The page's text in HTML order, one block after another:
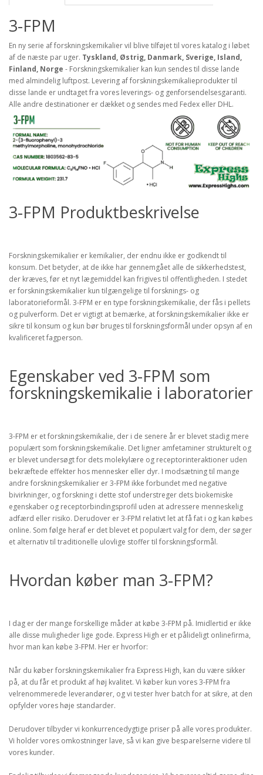
3-FPM
En ny serie af forskningskemikalier vil blive tilføjet til vores katalog i løbet
af de næste par uger. Tyskland, Østrig, Danmark, Sverige, Island,
Finland, Norge - Forskningskemikalier kan kun sendes til disse lande
med almindelig luftpost. Levering af forskningskemikalieprodukter til
disse lande er undtaget fra vores leverings- og genforsendelsesgaranti.
Alle andre destinationer er dækket og sendes med Fedex eller DHL.
3-FPM Produktbeskrivelse
Forskningskemikalier er kemikalier, der endnu ikke er godkendt til
konsum. Det betyder, at de ikke har gennemgået alle de sikkerhedstest,
der kræves, før et nyt lægemiddel kan frigives til offentligheden. I stedet
er forskningskemikalier kun tilgængelige til forsknings- og
laboratorieformål. 3-FPM er en type forskningskemikalie, der fås i pellets
og pulverform. Det er vigtigt at bemærke, at forskningskemikalier ikke er
sikre til konsum og kun bør bruges til forskningsformål under opsyn af en
kvalificeret fagperson.
Egenskaber ved 3-FPM som
forskningskemikalie i laboratorier
3-FPM er et forskningskemikalie, der i de senere år er blevet stadig mere
populært som forskningskemikalie. Det ligner amfetaminer strukturelt og
er blevet undersøgt for dets molekylære og receptorinteraktioner uden
bekræftede effekter hos mennesker eller dyr. I modsætning til mange
andre forskningskemikalier er 3-FPM ikke forbundet med negative
bivirkninger, og forskning i dette stof understreger dets biokemiske
egenskaber og receptorbindingsprofil uden at adressere menneskelig
adfærd eller risiko. Derudover er 3-FPM relativt let at få fat i og kan købes
online. Som følge heraf er det blevet et populært valg for dem, der søger
et alternativ til traditionelle ulovlige stoffer til forskningsformål.
Hvordan køber man 3-FPM?
I dag er der mange forskellige måder at købe 3-FPM på. Imidlertid er ikke
alle disse muligheder lige gode. Express High er et pålideligt onlinefirma,
hvor man kan købe 3-FPM. Her er hvorfor:
Når du køber forskningskemikalier fra Express High, kan du være sikker
på, at du får et produkt af høj kvalitet. Vi køber kun vores 3-FPM fra
velrenommerede leverandører, og vi tester hver batch for at sikre, at den
opfylder vores høje standarder.
Derudover tilbyder vi konkurrencedygtige priser på alle vores produkter.
Vi holder vores omkostninger lave, så vi kan give besparelserne videre til
vores kunder.